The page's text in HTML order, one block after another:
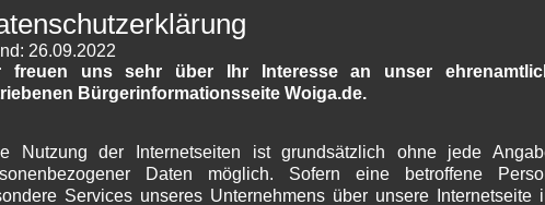
An
Josef
26.09.2022
freuen uns sehr über Ihr Interesse an unser
Bürgerinformationsseite Woiga.de.
Nutzung der Internetseiten ist grundsätzlich ohne jede
Daten möglich. Sofern eine betroffene
Services unseres Unternehmens über unsere Internetseite